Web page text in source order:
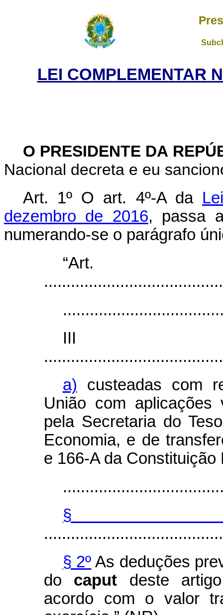
LEI COMPLEMENTAR
O PRESIDENTE DA
Nacional decreta e eu
Art. 1º O art. 4º-A da
dezembro de 2016, passa
numerando-se o parágrafo
a) custeadas com
União com aplicações
pela Secretaria do
Economia, e de
e 166-A da Constituição
§
§ 2º As deduções
do caput deste
acordo com o valor